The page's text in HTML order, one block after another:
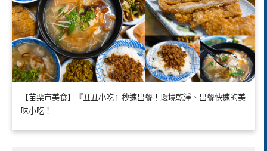
【苗栗市美食】『丑丑小吃』秒速出餐！環境乾淨、出餐快速的美
味小吃！